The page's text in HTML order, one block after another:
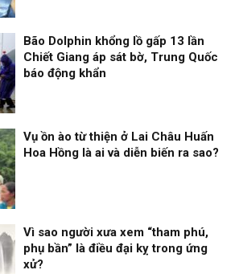
Bão Dolphin khổng lồ gấp 13 lần
Chiết Giang áp sát bờ, Trung Quốc
báo động khẩn
Vụ ồn ào từ thiện ở Lai Châu Huấn
Hoa Hồng là ai và diễn biến ra sao?
Vì sao người xưa xem “tham phú,
phụ bần” là điều đại kỵ trong ứng
xử?